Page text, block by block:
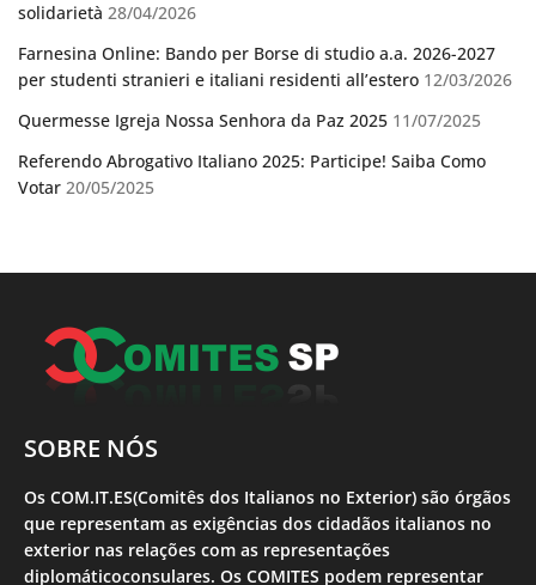
solidarietà 28/04/2026
Farnesina Online: Bando per Borse di studio a.a. 2026-2027
per studenti stranieri e italiani residenti all’estero 12/03/2026
Quermesse Igreja Nossa Senhora da Paz 2025 11/07/2025
Referendo Abrogativo Italiano 2025: Participe! Saiba Como
Votar 20/05/2025
SOBRE NÓS
Os COM.IT.ES(Comitês dos Italianos no Exterior) são órgãos
que representam as exigências dos cidadãos italianos no
exterior nas relações com as representações
diplomáticoconsulares. Os COMITES podem representar